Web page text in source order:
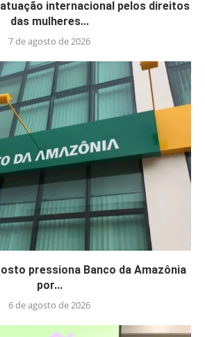
internacional pelos direitos
das mulheres...
7 de agosto de 2026
pressiona Banco da Amazônia
por...
6 de agosto de 2026